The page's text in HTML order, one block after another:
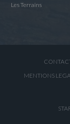
Les Terrains
MENTIONS